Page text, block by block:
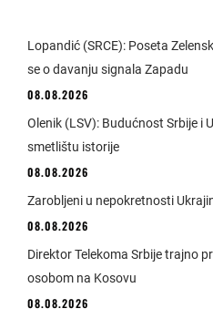
Lopandić (SRCE): Poseta
se o davanju signala Zapadu
08.08.2026
Olenik (LSV): Budućnost Srbije i
smetlištu istorije
08.08.2026
Zarobljeni u nepokretnosti
08.08.2026
Direktor Telekoma Srbije trajno
osobom na Kosovu
08.08.2026